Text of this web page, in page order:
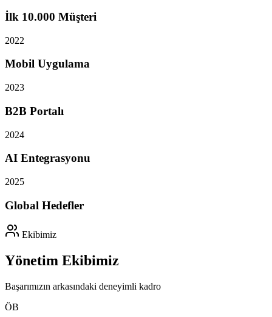
İlk 10.000 Müşteri
2022
Mobil Uygulama
2023
B2B Portalı
2024
AI Entegrasyonu
2025
Global Hedefler
Ekibimiz
Yönetim Ekibimiz
Başarımızın arkasındaki deneyimli kadro
ÖB